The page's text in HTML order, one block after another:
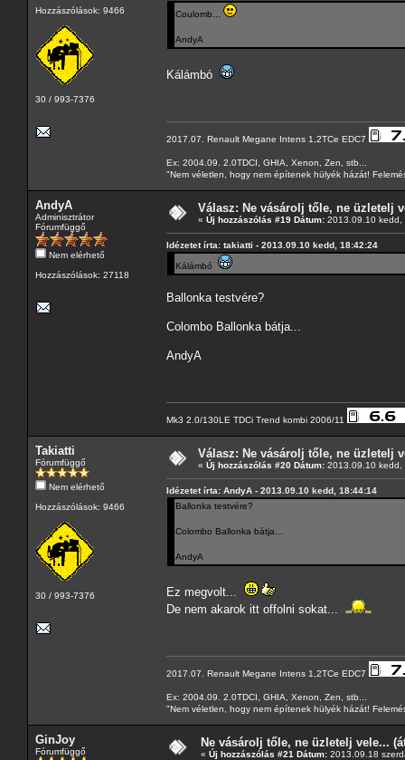
Hozzászólások: 9466
30 / 993-7376
Coulomb...
AndyA
Kálámbó
2017.07. Renault Megane Intens 1,2TCe EDC7
Ex: 2004.09. 2.0TDCI, GHIA, Xenon, Zen, stb...
"Nem véletlen, hogy nem építenek hülyék házát!
AndyA
Adminisztrátor
Fórumfüggő
Nem elérhető
Hozzászólások: 27118
Válasz: Ne vásárolj tőle, ne üzletelj
« Új hozzászólás #19 Dátum: 2013.09.10 kedd,
Idézetet írta: takiatti - 2013.09.10 kedd, 18:42:24
Kálámbó
Ballonka testvére?
Colombo Ballonka bátja...
AndyA
Mk3 2.0/130LE TDCi Trend kombi 2006/11
Takiatti
Fórumfüggő
Nem elérhető
Hozzászólások: 9466
30 / 993-7376
Válasz: Ne vásárolj tőle, ne üzletelj
« Új hozzászólás #20 Dátum: 2013.09.10 kedd,
Idézetet írta: AndyA - 2013.09.10 kedd, 18:44:14
Ballonka testvére?
Colombo Ballonka bátja...
AndyA
Ez megvolt...
De nem akarok itt offolni sokat...
2017.07. Renault Megane Intens 1,2TCe EDC7
Ex: 2004.09. 2.0TDCI, GHIA, Xenon, Zen, stb...
"Nem véletlen, hogy nem építenek hülyék házát!
GinJoy
Fórumfüggő
Ne vásárolj tőle, ne üzletelj vele...
« Új hozzászólás #21 Dátum: 2013.09.18